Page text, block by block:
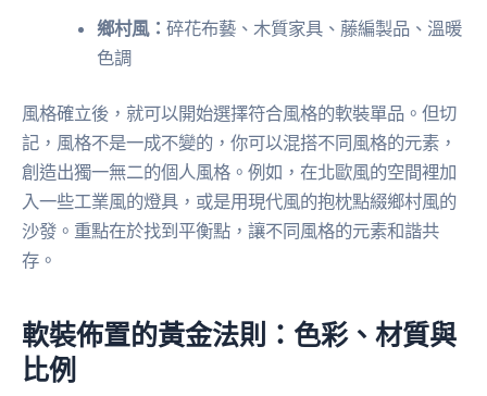
鄉村風：碎花布藝、木質家具、藤編製品、溫暖
色調
風格確立後，就可以開始選擇符合風格的軟裝單品。但切
記，風格不是一成不變的，你可以混搭不同風格的元素，
創造出獨一無二的個人風格。例如，在北歐風的空間裡加
入一些工業風的燈具，或是用現代風的抱枕點綴鄉村風的
沙發。重點在於找到平衡點，讓不同風格的元素和諧共
存。
軟裝佈置的黃金法則：色彩、材質與
比例